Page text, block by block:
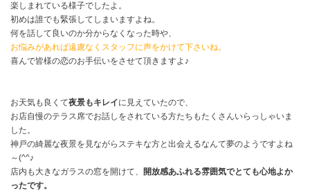
楽しまれている様子でしたよ。
初めは誰でも緊張してしまいますよね。
何を話して良いのか分からなくなった時や、
お悩みがあれば遠慮なくスタッフに声をかけて下さいね。
喜んで皆様の恋のお手伝いをさせて頂きますよ♪
お天気も良くて夜景もキレイに見えていたので、
お店自慢のテラス席でお話しをされている方たちもたくさんいらっしゃいま
した。
神戸の綺麗な夜景を見ながらステキな方と出会えるなんて夢のようですよね
～(^^♪
店内も大きなガラスの窓を開けて、
開放感あふれる雰囲気でとても心地よか
ったです。